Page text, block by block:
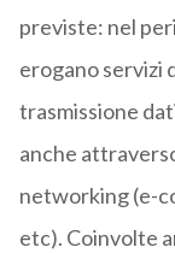
previste: nel
erogano servizi
trasmissione
anche
networking (e-
etc). Coinvolte